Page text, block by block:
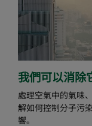
我們可以消除
處理空氣中的氣味
解如何控制分子污
響。